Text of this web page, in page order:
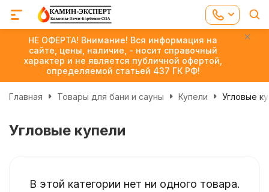
НЕ ОФЕРТА! Внимание! Вся информация на
сайте, цены, наличие, - носит справочный
характер и не является публичной офертой,
определяемой статьей 437 ГК РФ!
Главная Товары для бани и сауны Купели Угловые
Угловые купели
В этой категории нет ни одного товара.